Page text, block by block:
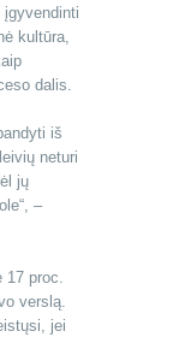
kultūra,
dalis.
iš
neturi
jų
–
17 proc.
verslą.
jei